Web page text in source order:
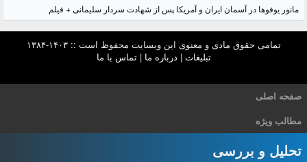
مانور یوفوها در آسمان ایران و آمریکا پس از شهادت سردار سلیمانی + فیلم
تمامی حقوق مادی و معنوی این وبسایت محفوظ است :: ۱۴۰۳-۱۳۸۴
تبلیغات | درباره ما |تماس با ما
صفحه اصلی
مطالب ویژه
تحلیل و بررسی